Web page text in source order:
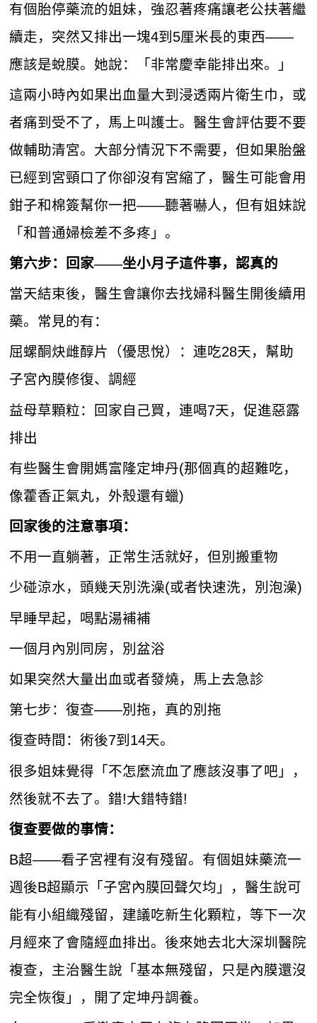
有個胎停藥流的姐妹，強忍著疼痛讓老公扶著繼
續走，突然又排出一塊4到5厘米長的東西——
應該是蛻膜。她說：「非常慶幸能排出來。」
這兩小時內如果出血量大到浸透兩片衛生巾，或
者痛到受不了，馬上叫護士。醫生會評估要不要
做輔助清宮。大部分情況下不需要，但如果胎盤
已經到宮頸口了你卻沒有宮縮了，醫生可能會用
鉗子和棉簽幫你一把——聽著嚇人，但有姐妹說
「和普通婦檢差不多疼」。
第六步：回家——坐小月子這件事，認真的
當天結束後，醫生會讓你去找婦科醫生開後續用
藥。常見的有：
屈螺酮炔雌醇片（優思悅）：連吃28天，幫助
子宮內膜修復、調經
益母草顆粒：回家自己買，連喝7天，促進惡露
排出
有些醫生會開媽富隆定坤丹(那個真的超難吃，
像藿香正氣丸，外殼還有蠟)
回家後的注意事項：
不用一直躺著，正常生活就好，但別搬重物
少碰涼水，頭幾天別洗澡(或者快速洗，別泡澡)
早睡早起，喝點湯補補
一個月內別同房，別盆浴
如果突然大量出血或者發燒，馬上去急診
第七步：復查——別拖，真的別拖
復查時間：術後7到14天。
很多姐妹覺得「不怎麼流血了應該沒事了吧」，
然後就不去了。錯!大錯特錯!
復查要做的事情：
B超——看子宮裡有沒有殘留。有個姐妹藥流一
週後B超顯示「子宮內膜回聲欠均」，醫生說可
能有小組織殘留，建議吃新生化顆粒，等下一次
月經來了會隨經血排出。後來她去北大深圳醫院
複查，主治醫生說「基本無殘留，只是內膜還沒
完全恢復」，開了定坤丹調養。